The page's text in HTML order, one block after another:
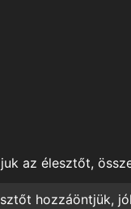
az élesztőt,
hozzáöntjük,